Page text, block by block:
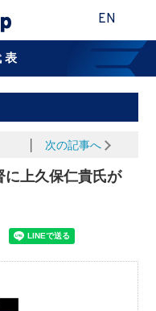
EN
表
次の記事へ
に上久保仁貴氏が